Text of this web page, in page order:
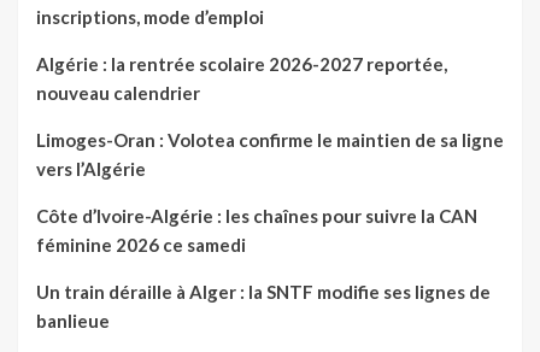
inscriptions, mode d’emploi
Algérie : la rentrée scolaire 2026-2027 reportée,
nouveau calendrier
Limoges-Oran : Volotea confirme le maintien de sa ligne
vers l’Algérie
Côte d’Ivoire-Algérie : les chaînes pour suivre la CAN
féminine 2026 ce samedi
Un train déraille à Alger : la SNTF modifie ses lignes de
banlieue